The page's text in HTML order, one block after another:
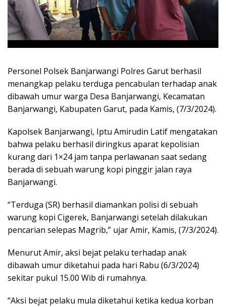
Personel Polsek Banjarwangi Polres Garut berhasil
menangkap pelaku terduga pencabulan terhadap anak
dibawah umur warga Desa Banjarwangi, Kecamatan
Banjarwangi, Kabupaten Garut, pada Kamis, (7/3/2024).
Kapolsek Banjarwangi, Iptu Amirudin Latif mengatakan
bahwa pelaku berhasil diringkus aparat kepolisian
kurang dari 1×24 jam tanpa perlawanan saat sedang
berada di sebuah warung kopi pinggir jalan raya
Banjarwangi.
“Terduga (SR) berhasil diamankan polisi di sebuah
warung kopi Cigerek, Banjarwangi setelah dilakukan
pencarian selepas Magrib,” ujar Amir, Kamis, (7/3/2024).
Menurut Amir, aksi bejat pelaku terhadap anak
dibawah umur diketahui pada hari Rabu (6/3/2024)
sekitar pukul 15.00 Wib di rumahnya.
“Aksi bejat pelaku mula diketahui ketika kedua korban